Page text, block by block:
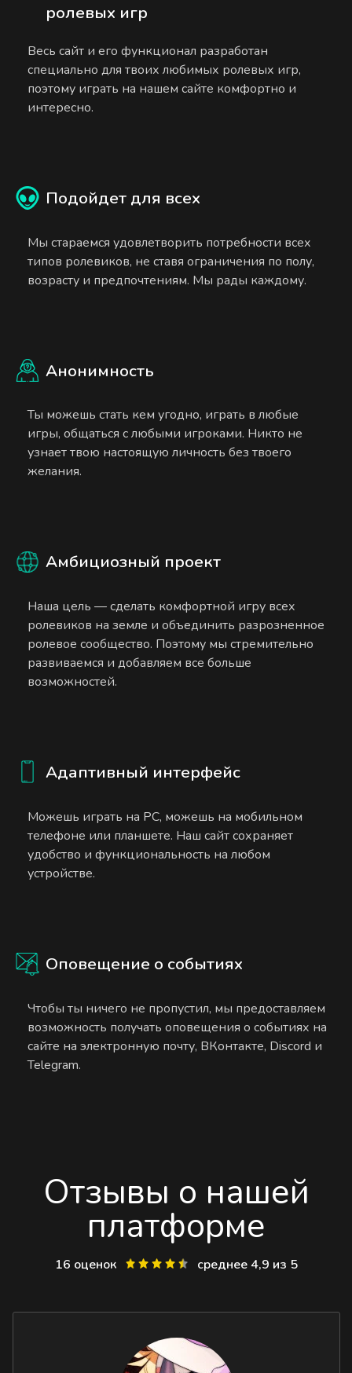
ролевых игр
Весь сайт и его функционал разработан
специально для твоих любимых ролевых игр,
поэтому играть на нашем сайте комфортно и
интересно.
Подойдет для всех
Мы стараемся удовлетворить потребности всех
типов ролевиков, не ставя ограничения по полу,
возрасту и предпочтениям. Мы рады каждому.
Анонимность
Ты можешь стать кем угодно, играть в любые
игры, общаться с любыми игроками. Никто не
узнает твою настоящую личность без твоего
желания.
Амбициозный проект
Наша цель — сделать комфортной игру всех
ролевиков на земле и объединить разрозненное
ролевое сообщество. Поэтому мы стремительно
развиваемся и добавляем все больше
возможностей.
Адаптивный интерфейс
Можешь играть на PC, можешь на мобильном
телефоне или планшете. Наш сайт сохраняет
удобство и функциональность на любом
устройстве.
Оповещение о событиях
Чтобы ты ничего не пропустил, мы предоставляем
возможность получать оповещения о событиях на
сайте на электронную почту, ВКонтакте, Discord и
Telegram.
Отзывы о нашей
платформе
16 оценок среднее 4,9 из 5